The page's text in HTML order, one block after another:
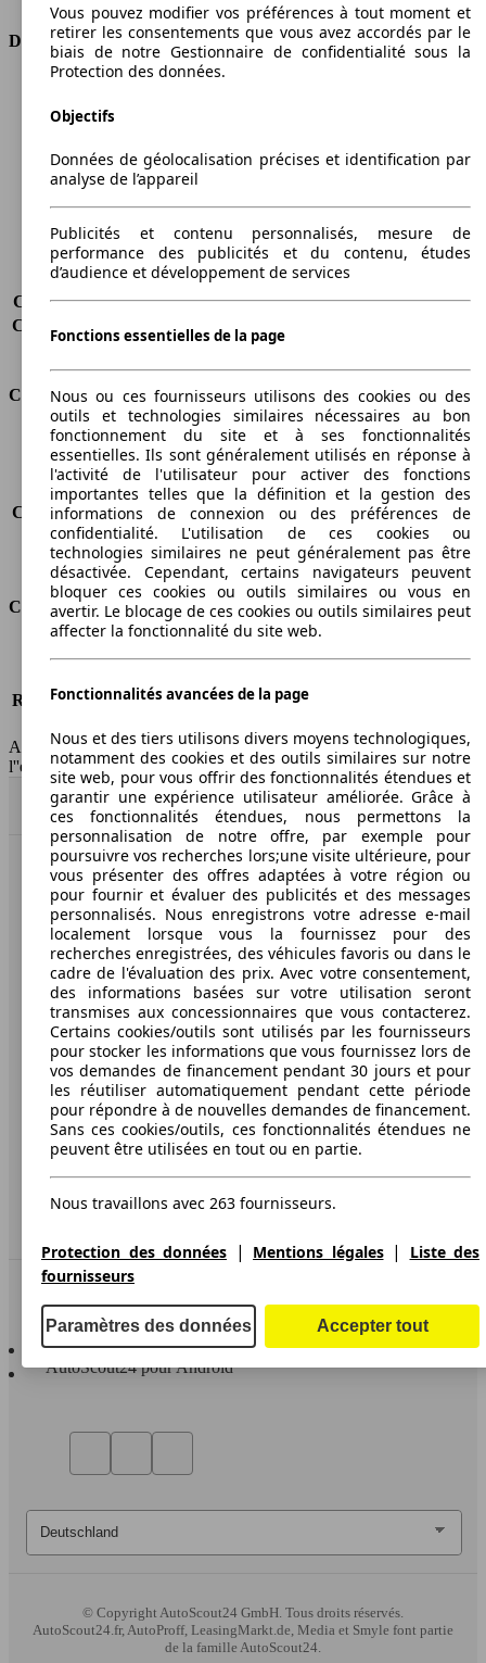
Dimensions
Empattement
2755 mm
Poids maximum
Charge maximale
525 kg
Portes
5
Sièges
5
Charge sur toit
-
Capacité de remorquage (sans freins) 500 kg
Capacité de remorquage (avec freins)
Consommation
Émissions de CO2*
134 g/km (komb.)
Consommation (ville)
9.7 l/100km
Consommation (route)
6.1 l/100km
Consommation (combinée)* 7.4 l/100km
Classe d'émissions
Euro 5
Capacité du réservoir
22 l
Classes d'assurance
Responsabilité civile -
AutoScout24 France SAS décline toute responsabilité concernant
l''exactitude des indications fournies.
Haut
AutoScout24: la plus grande plateforme en ligne de
voitures en Europe
AutoScout24
A propos d'AutoScout24
Conditions d'utilisation
Informations légales
Protection des données
Accessibility Statement
Service
Contact
AutoScout24 pour iOS
AutoScout24 pour Android
© Copyright AutoScout24 GmbH. Tous droits réservés.
AutoScout24.fr, AutoProff, LeasingMarkt.de, Media et Smyle font partie
de la famille AutoScout24.
Vous pouvez modifier vos préférences à tout moment et
retirer les consentements que vous avez accordés par le
biais de notre Gestionnaire de confidentialité sous la
Protection des données.
Objectifs
Données de géolocalisation précises et identification par
analyse de l’appareil
Publicités et contenu personnalisés, mesure de
performance des publicités et du contenu, études
d’audience et développement de services
Fonctions essentielles de la page
Nous ou ces fournisseurs utilisons des cookies ou des
outils et technologies similaires nécessaires au bon
fonctionnement du site et à ses fonctionnalités
essentielles. Ils sont généralement utilisés en réponse à
l'activité de l'utilisateur pour activer des fonctions
importantes telles que la définition et la gestion des
informations de connexion ou des préférences de
confidentialité. L'utilisation de ces cookies ou
technologies similaires ne peut généralement pas être
désactivée. Cependant, certains navigateurs peuvent
bloquer ces cookies ou outils similaires ou vous en
avertir. Le blocage de ces cookies ou outils similaires peut
affecter la fonctionnalité du site web.
Fonctionnalités avancées de la page
Nous et des tiers utilisons divers moyens technologiques,
notamment des cookies et des outils similaires sur notre
site web, pour vous offrir des fonctionnalités étendues et
garantir une expérience utilisateur améliorée. Grâce à
ces fonctionnalités étendues, nous permettons la
personnalisation de notre offre, par exemple pour
poursuivre vos recherches lors;une visite ultérieure, pour
vous présenter des offres adaptées à votre région ou
pour fournir et évaluer des publicités et des messages
personnalisés. Nous enregistrons votre adresse e-mail
localement lorsque vous la fournissez pour des
recherches enregistrées, des véhicules favoris ou dans le
cadre de l'évaluation des prix. Avec votre consentement,
des informations basées sur votre utilisation seront
transmises aux concessionnaires que vous contacterez.
Certains cookies/outils sont utilisés par les fournisseurs
pour stocker les informations que vous fournissez lors de
vos demandes de financement pendant 30 jours et pour
les réutiliser automatiquement pendant cette période
pour répondre à de nouvelles demandes de financement.
Sans ces cookies/outils, ces fonctionnalités étendues ne
peuvent être utilisées en tout ou en partie.
Nous travaillons avec 263 fournisseurs.
Protection des données | Mentions légales|
Liste des
fournisseurs
Paramètres des données Accepter tout